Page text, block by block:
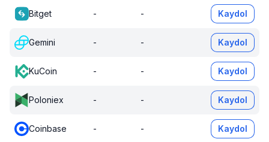
Bitget - - Kaydol
Gemini - - Kaydol
KuCoin - - Kaydol
Poloniex - - Kaydol
Coinbase - - Kaydol